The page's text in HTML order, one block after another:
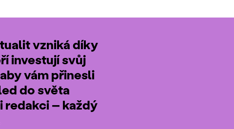
vzniká díky
investují svůj
vám přinesli
do světa
redakci – každý